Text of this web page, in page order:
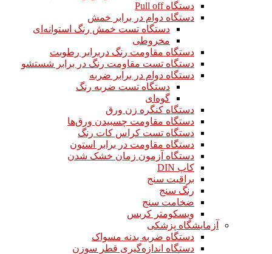
دستگاه Pull off
دستگاه دوام در برابر خمش
دستگاه تست خمش رنگ استوانه‌ای
مخروطی
دستگاه مقاومت رنگ دربرابر رطوبت
دستگاه تست مقاومت رنگ در برابر شستشو
دستگاه دوام در برابر ضربه
دستگاه تست ضربه رنگ
گوه‌ای
دستگاه کنگره زن ورق
دستگاه مقاومت چسبیدن ورق‌ها
دستگاه تست کراس کات رنگ
دستگاه مقاومت در برابر استون
دستگاه آزمون زمان خشک شدن
کاپ DIN
براقیت سنج
رنگ سنج
ضخامت سنج
ویسکومتر کربس
آزمایشگاه پزشکی
دستگاه ضربه بدنه مسواک
دستگاه اندازه‌گیری قطر سوزن